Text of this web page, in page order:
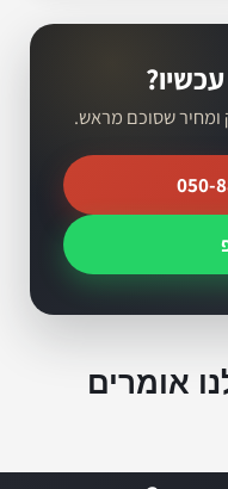
ומחיר שסוכם מראש.
050-
אומרים